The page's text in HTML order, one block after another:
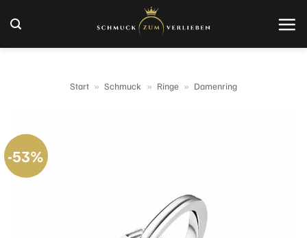
Inhalt
springen
Start » Schmuck » Ringe » Damenring
-53%